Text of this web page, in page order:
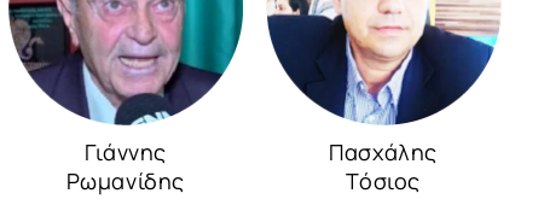
Γιάννης
Ρωμανίδης
Πασχάλης
Τόσιος